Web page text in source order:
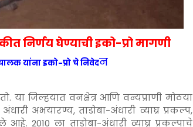
निर्णय घेण्याची इको-प्रो मागणी
यांना इको-प्रो चे निवेदन
या जिल्हयात वनक्षेत्र आणि वन्यप्राणी मोठया
अभयारण्य, ताडोबा-अंधारी व्याघ्र प्रकल्प,
2010 ला ताडोबा-अंधारी व्याघ्र प्रकल्पाचे